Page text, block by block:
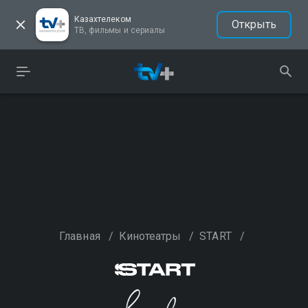
Казахтелеком
ТВ, фильмы и сериалы
Открыть
Главная / Кинотеатры / START /